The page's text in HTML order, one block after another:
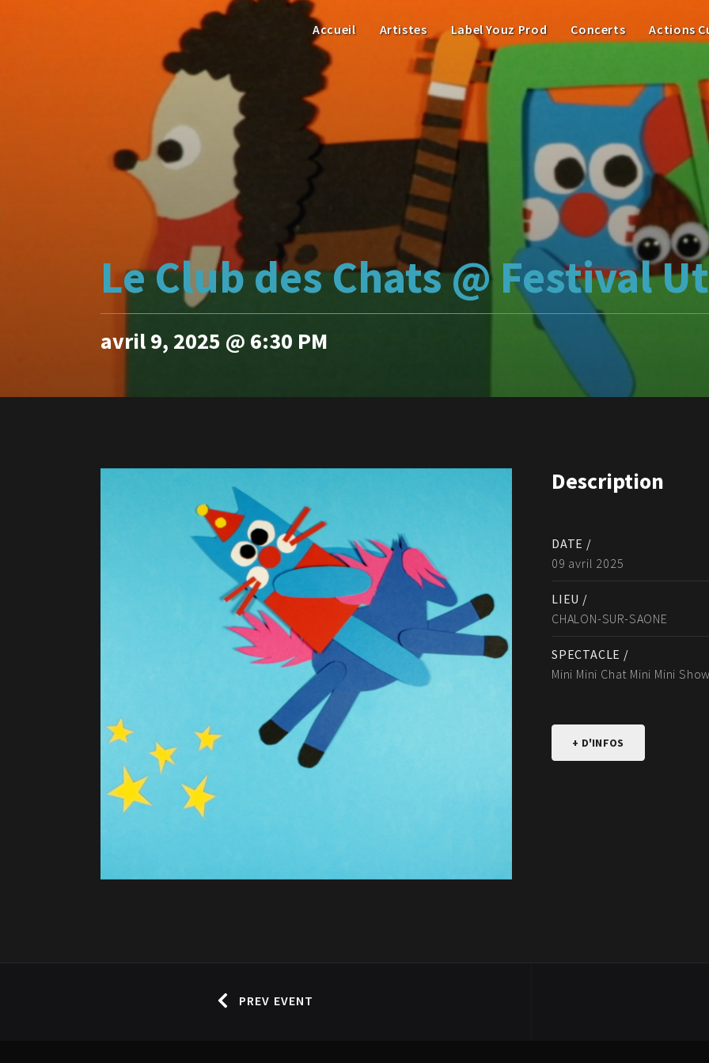
Accueil Artistes Label Youz Prod Concerts Actions
Le Club des Chats @ Festival
avril 9, 2025 @ 6:30 PM
Description
DATE /
09 avril 2025
LIEU /
CHALON-SUR-SAONE
SPECTACLE /
Mini Mini Chat Mini Mini
+ D'INFOS
PREV EVENT